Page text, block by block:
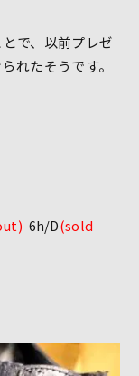
で、以前プレゼ
れたそうです。
6h/D(sold